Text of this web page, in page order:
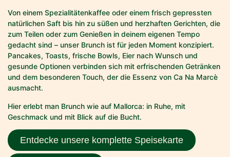
Von einem Spezialitätenkaffee oder einem frisch gepressten
natürlichen Saft bis hin zu süßen und herzhaften Gerichten, die
zum Teilen oder zum Genießen in deinem eigenen Tempo
gedacht sind – unser Brunch ist für jeden Moment konzipiert.
Pancakes, Toasts, frische Bowls, Eier nach Wunsch und
gesunde Optionen verbinden sich mit erfrischenden Getränken
und dem besonderen Touch, der die Essenz von Ca Na Marcè
ausmacht.
Hier erlebt man Brunch wie auf Mallorca: in Ruhe, mit
Geschmack und mit Blick auf die Bucht.
Entdecke unsere komplette Speisekarte